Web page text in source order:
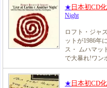
★ 日本初CD
Night
ロフト・ジャ
ットが1986年
ス・ ムハマッ
で大暴れ!ワン
★ 日本初CD